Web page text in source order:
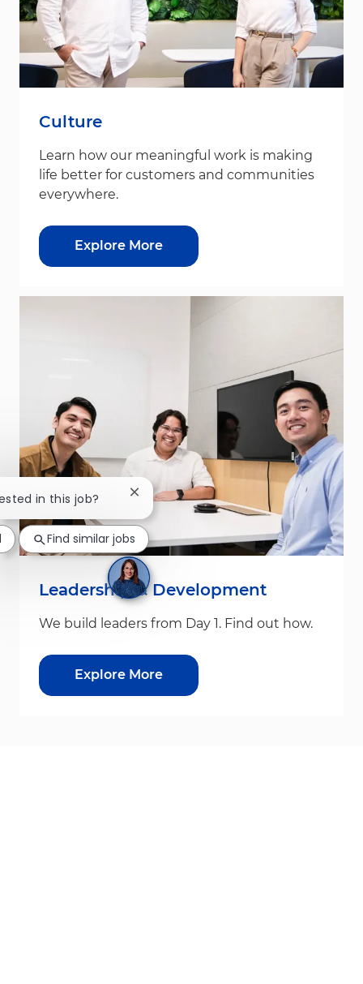
Culture
Learn how our meaningful work is making
life better for customers and communities
everywhere.
Explore More
Leadership & Development
We build leaders from Day 1. Find out how.
Explore More
in this job? Close chatbot notification
Find similar jobs